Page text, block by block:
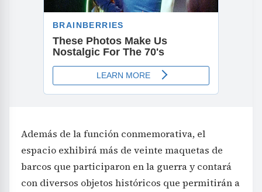
Además de la función conmemorativa, el
espacio exhibirá más de veinte maquetas de
barcos que participaron en la guerra y contará
con diversos objetos históricos que permitirán a